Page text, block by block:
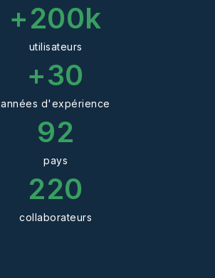
utilisateurs
+200k
années d'expérience
+30
pays
92
collaborateurs
220